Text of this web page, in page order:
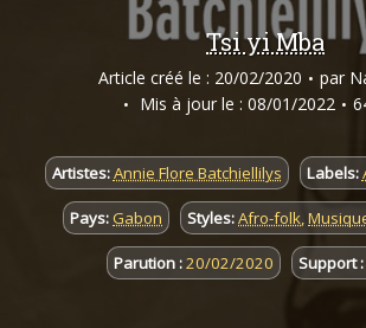
Tsi yi Mba
Article créé le : 20/02/2020 par
Mis à jour le : 08/01/2022
Artistes:Annie Flore Batchiellilys Labels:
Pays:Gabon Styles:Afro-folk,
Parution :20/02/2020 Support :